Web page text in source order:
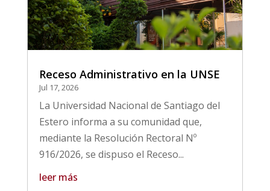
Receso Administrativo en la UNSE
Jul 17, 2026
La Universidad Nacional de Santiago del
Estero informa a su comunidad que,
mediante la Resolución Rectoral Nº
916/2026, se dispuso el Receso...
leer más